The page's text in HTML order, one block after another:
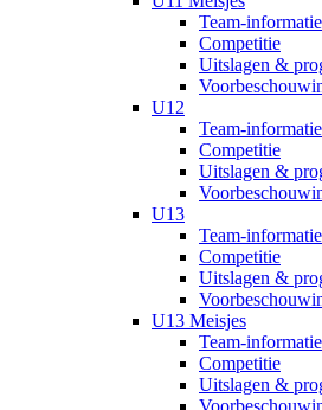
Team-informatie
Competitie
Uitslagen &
U12
Team-informatie
Competitie
Uitslagen &
U13
Team-informatie
Competitie
Uitslagen &
U13 Meisjes
Team-informatie
Competitie
Uitslagen &